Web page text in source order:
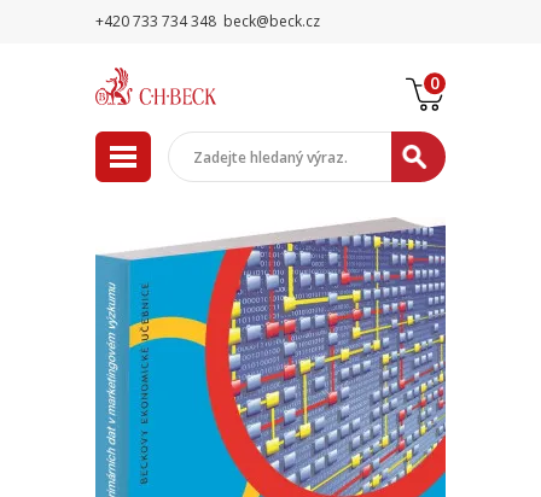
+420 733 734 348 beck@beck.cz
0